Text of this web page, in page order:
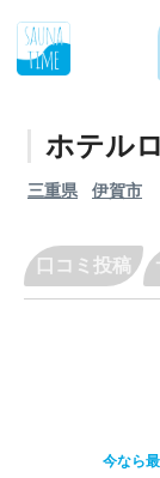
ホテル
三重県 伊賀市
口コミ投稿
今なら